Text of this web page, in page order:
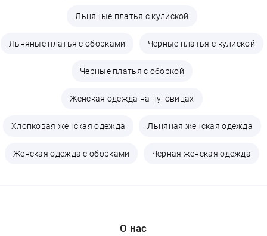
Льняные платья с кулиской
Льняные платья с оборками Черные платья с кулиской
Черные платья с оборкой
Женская одежда на пуговицах
Хлопковая женская одежда Льняная женская одежда
Женская одежда с оборками Черная женская одежда
О нас